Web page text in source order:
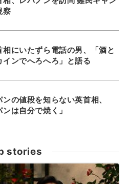
察
相にいたずら電話の男、「酒と
インでへろへろ」と語る
ンの値段を知らない英首相、
ンは自分で焼く」
stories